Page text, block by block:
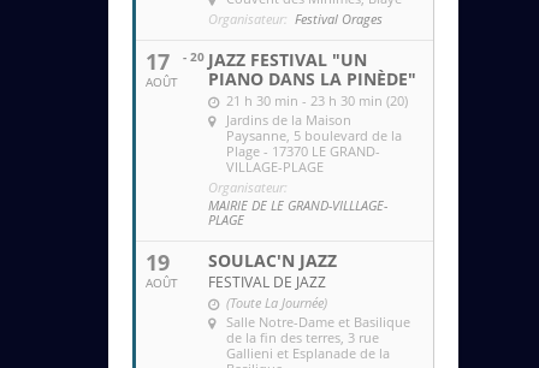
Organisateur: Festival Orages
17
AOÛT
- 20 JAZZ FESTIVAL "UN
PIANO DANS LA PINÈDE"
21 h 30 min - 23 h 30 min (20)
Jardins de la Maison
Paysanne , 5 boulevard de la
Plage - 17370 LE GRAND-
VILLAGE-PLAGE
Organisateur:
MAIRIE DE LE GRAND-VILLLAGE-
PLAGE
19
AOÛT
SOULAC'N JAZZ
FESTIVAL DE JAZZ
(Toute La Journée)
Salle Notre-Dame et Basilique
de la fin des terres , 3 rue
Gallieni et Esplanade de la